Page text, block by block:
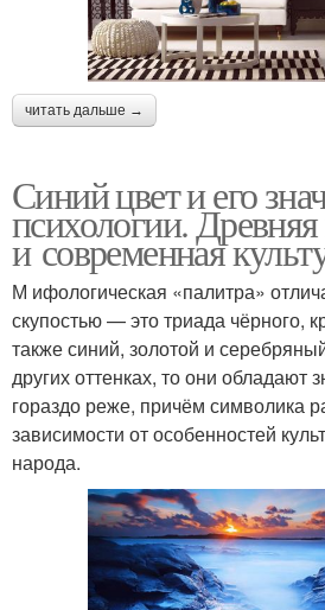
читать дальше →
Синий цвет и его
психологии.
и современная
М ифологическая «палитра»
скупостью — это триада чёрного,
также синий, золотой и
других оттенках, то они обладают
гораздо реже, причём символика
зависимости от особенностей
народа.